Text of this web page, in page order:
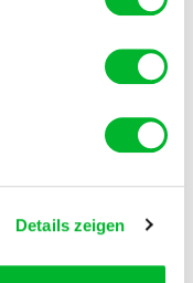
Details zeigen